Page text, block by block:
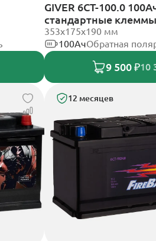
GIVER 6CT-100.0
стандартные клеммы
353х175х190 мм
100АчОбратная
9 500 ₽10
12 месяцев